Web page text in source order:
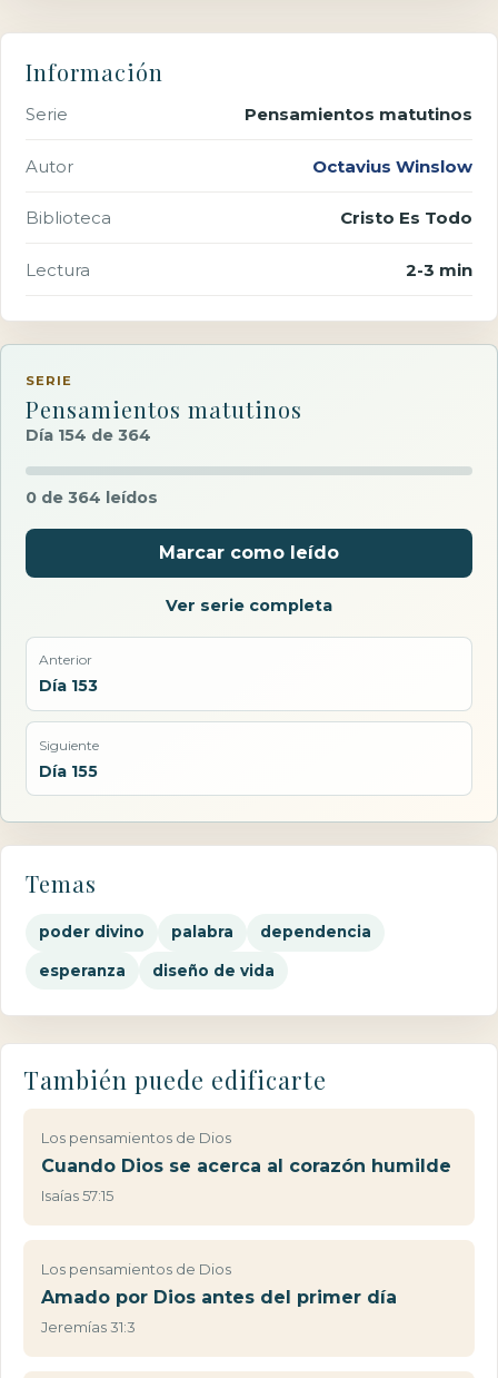
Información
Serie Pensamientos matutinos
Autor Octavius Winslow
Biblioteca Cristo Es Todo
Lectura 2-3 min
SERIE
Pensamientos matutinos
Día 154 de 364
0 de 364 leídos
Marcar como leído
Ver serie completa
Anterior
Día 153
Siguiente
Día 155
Temas
poder divino palabra dependencia
esperanza diseño de vida
También puede edificarte
Los pensamientos de Dios
Cuando Dios se acerca al corazón humilde
Isaías 57:15
Los pensamientos de Dios
Amado por Dios antes del primer día
Jeremías 31:3